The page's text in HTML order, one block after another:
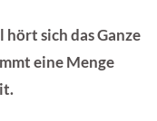
sich das Ganze
eine Menge